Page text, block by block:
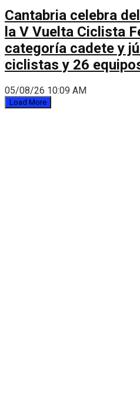
Cantabria celebra
la V Vuelta Ciclista
categoría cadete y
ciclistas y 26
05/08/26 10:09 AM
Load More